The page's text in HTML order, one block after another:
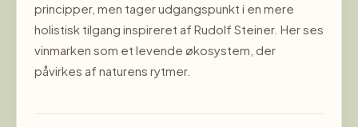
principper, men tager udgangspunkt i en mere
holistisk tilgang inspireret af Rudolf Steiner. Her ses
vinmarken som et levende økosystem, der
påvirkes af naturens rytmer.